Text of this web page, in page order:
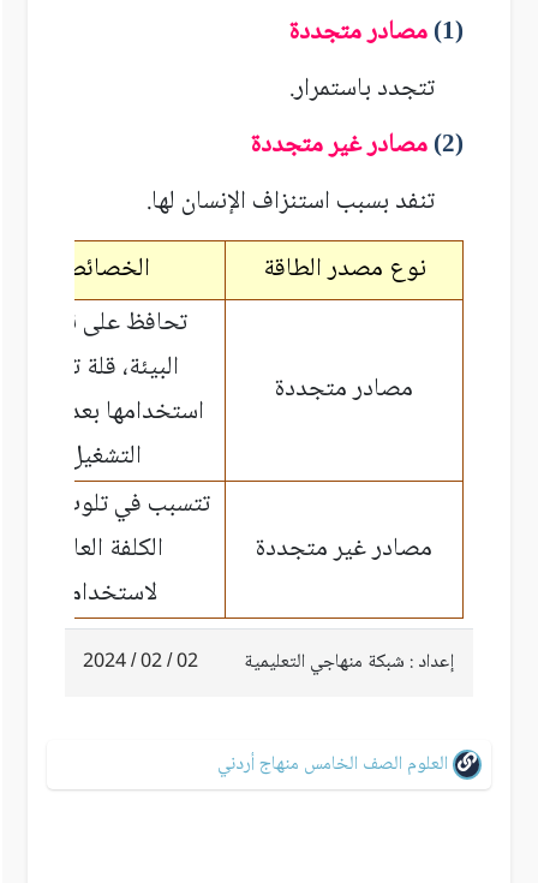
(
1
)مصادر متجددة
تتجدد باستمرار.
(
2
)مصادر غير متجددة
تنفد بسبب استنزاف الإنسان لها.
نوع مصدر الطاقة
الخصائص
مصادر متجددة
تحافظ على نظافة
البيئة، قلة تكلفة
استخدامها بعد مرحلة
التشغيل
مصادر غير متجددة
تتسبب في تلوث البيئة،
الكلفة العالية
لاستخدامها
إعداد : شبكة منهاجي التعليمية 02 / 02 / 2024
العلوم الصف الخامس منهاج أردني